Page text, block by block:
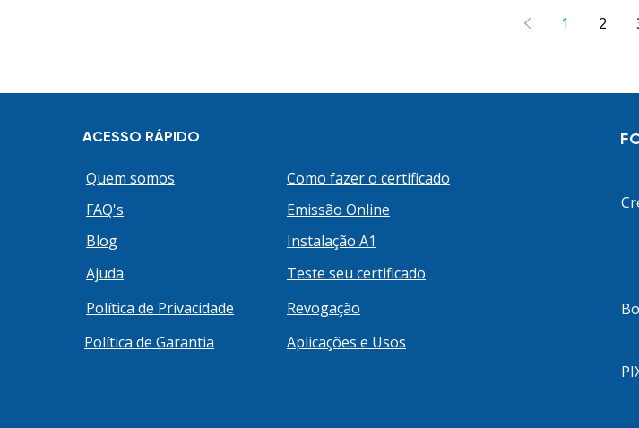
devido a não padronização e
1 2
ACESSO RÁPIDO
Quem somos
FAQ's
Blog
Ajuda
Política de Privacidade
Política de Garantia
Como fazer o certificado
Emissão Online
Instalação A1
Teste seu certificado
Revogação
Aplicações e Usos